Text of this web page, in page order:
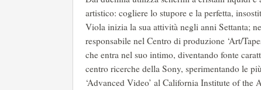
artistico: cogliere lo stupore e la perfetta,
Viola inizia la sua attività negli anni Settanta;
responsabile nel Centro di produzione ‘Art/
che entra nel suo intimo, diventando fonte
centro ricerche della Sony, sperimentando le
‘Advanced Video’ al California Institute of the